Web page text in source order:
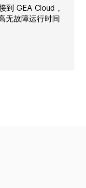
到 GEA Cloud，
无故障运行时间